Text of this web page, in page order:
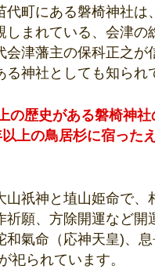
町 にある磐椅神社は
しまれている、会津の
会津藩主の保科正之が
る神社としても知られ
の歴史がある磐椅神社
上の鳥居杉に宿った
山祇神と埴山姫命で、
祈願、方除開運など開
和氣命（応神天皇)、
祀られています。